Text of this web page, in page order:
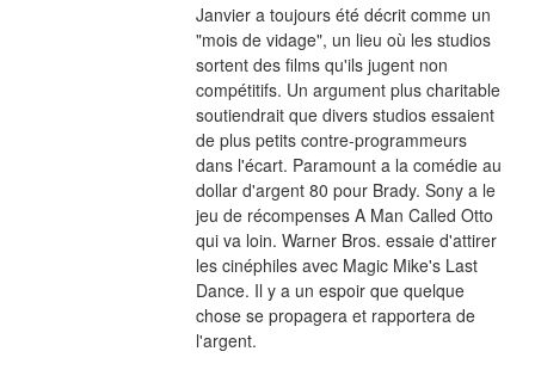
Janvier a toujours été décrit comme un
"mois de vidage", un lieu où les studios
sortent des films qu'ils jugent non
compétitifs. Un argument plus charitable
soutiendrait que divers studios essaient
de plus petits contre-programmeurs
dans l'écart. Paramount a la comédie au
dollar d'argent 80 pour Brady. Sony a le
jeu de récompenses A Man Called Otto
qui va loin. Warner Bros. essaie d'attirer
les cinéphiles avec Magic Mike's Last
Dance. Il y a un espoir que quelque
chose se propagera et rapportera de
l'argent.